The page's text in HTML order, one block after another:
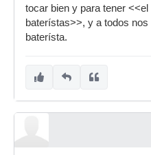
tocar bien y para tener
baterístas>>, y a todos
baterísta.